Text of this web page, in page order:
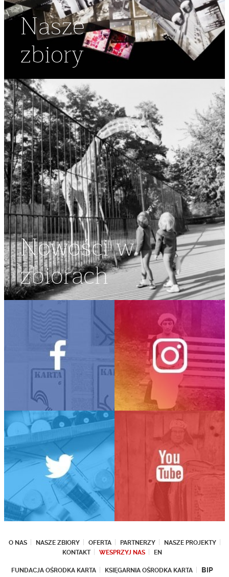
Nasze
zbiory
Nowości w
zbiorach
O NAS NASZE ZBIORY OFERTA PARTNERZY
NASZE PROJEKTY
KONTAKT
WESPRZYJ NAS EN
FUNDACJA OŚRODKA KARTA KSIĘGARNIA OŚRODKA KARTA BIP